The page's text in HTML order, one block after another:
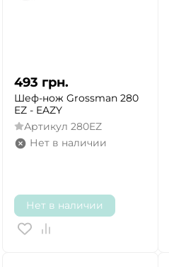
493 грн.
Шеф-нож Grossman 280
EZ - EAZY
Артикул 280EZ
Нет в наличии
Нет в наличии